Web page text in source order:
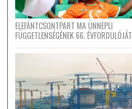
ELEFÁNTCSONTPART MA ÜNNEPLI
FÜGGETLENSÉGÉNEK 66. ÉVFORDULÓJÁT